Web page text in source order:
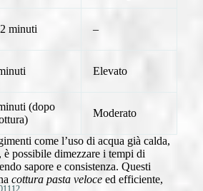
minuti –
Elevato
(dopo
Moderato
come l’uso di acqua già calda,
possibile dimezzare i tempi di
sapore e consistenza. Questi
cottura pasta veloce ed efficiente,
11 12